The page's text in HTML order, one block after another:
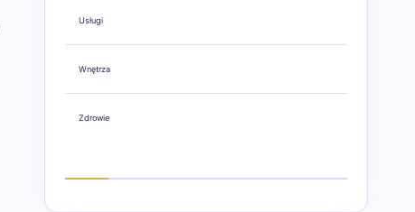
Usługi
Wnętrza
Zdrowie